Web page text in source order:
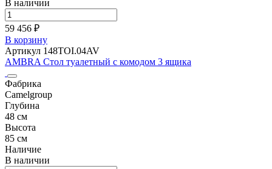
В наличии
59 456 ₽
В корзину
Артикул 148TOI.04AV
AMBRA Стол туалетный с комодом 3 ящика
Фабрика
Camelgroup
Глубина
48 см
Высота
85 см
Наличие
В наличии